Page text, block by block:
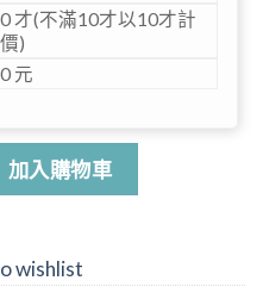
0 才(不滿10才以10才計
價)
0 元
咖啡碳化竹皮+竹肉/半戶外使
加入購物車
wishlist